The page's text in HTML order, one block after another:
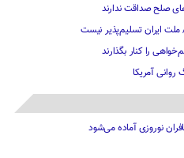
صلح صداقت ندارند
ملت ایران تسلیم‌پذیر نیست
را کنار بگذارند
آمریکا
نوروزی آماده می‌شود